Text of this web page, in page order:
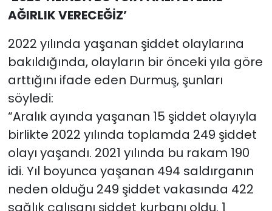
AĞIRLIK VERECEĞİZ’
2022 yılında yaşanan şiddet olaylarına
bakıldığında, olayların bir önceki yıla göre
arttığını ifade eden Durmuş, şunları
söyledi:
“Aralık ayında yaşanan 15 şiddet olayıyla
birlikte 2022 yılında toplamda 249 şiddet
olayı yaşandı. 2021 yılında bu rakam 190
idi. Yıl boyunca yaşanan 494 saldırganın
neden olduğu 249 şiddet vakasında 422
sağlık çalışanı şiddet kurbanı oldu. 1